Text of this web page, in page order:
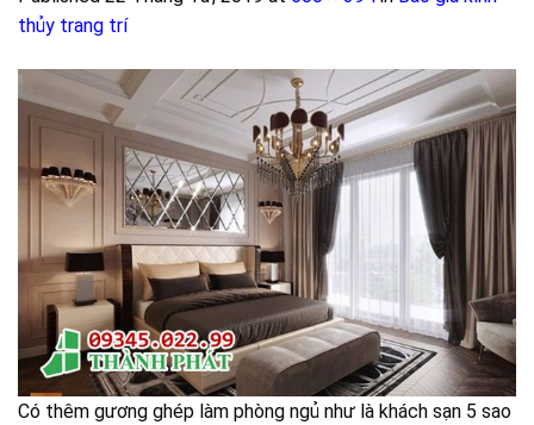
thủy trang trí
Có thêm gương ghép làm phòng ngủ như là khách sạn 5 sao